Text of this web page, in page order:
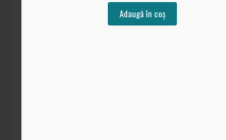
Adaugă în coș